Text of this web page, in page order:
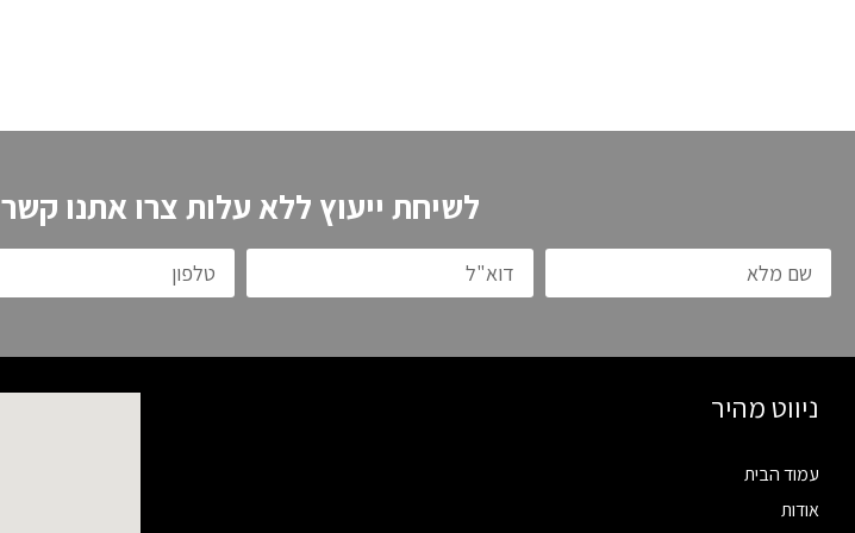
לשיחת ייעוץ ללא עלות צרו אתנו קשר
ניווט מהיר
עמוד הבית
אודות